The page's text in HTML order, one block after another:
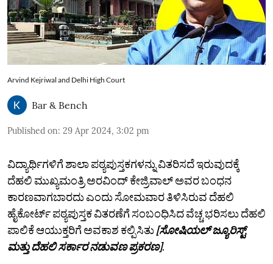
Arvind Kejriwal and Delhi High Court
Bar & Bench
Published on: 29 Apr 2024, 3:02 pm
ವಿದ್ಯಾರ್ಥಿಗಳಿಗೆ ಶಾಲಾ ಪಠ್ಯಪುಸ್ತಕಗಳನ್ನು ವಿತರಿಸದೆ ಇರುವುದಕ್ಕೆ
ದೆಹಲಿ ಮುಖ್ಯಮಂತ್ರಿ ಅರವಿಂದ್ ಕೇಜ್ರಿವಾಲ್ ಅವರ ಬಂಧನ
ಕಾರಣವಾಗಬಾರದು ಎಂದು ಸೋಮವಾರ ತಿಳಿಸಿರುವ ದೆಹಲಿ
ಹೈಕೋರ್ಟ್‌ ಪಠ್ಯಪುಸ್ತಕ ವಿತರಣೆಗೆ ಸಂಬಂಧಿಸಿದ ವೆಚ್ಚ ಭರಿಸಲು ದೆಹಲಿ
ಪಾಲಿಕೆ ಆಯುಕ್ತರಿಗೆ ಅವಕಾಶ ಕಲ್ಪಿಸಿತು [ಸೋಷಿಯಲ್‌ ಜ್ಯೂರಿಸ್ಟ್‌
ಮತ್ತು ದೆಹಲಿ ಸರ್ಕಾರ ನಡುವಣ ಪ್ರಕರಣ].